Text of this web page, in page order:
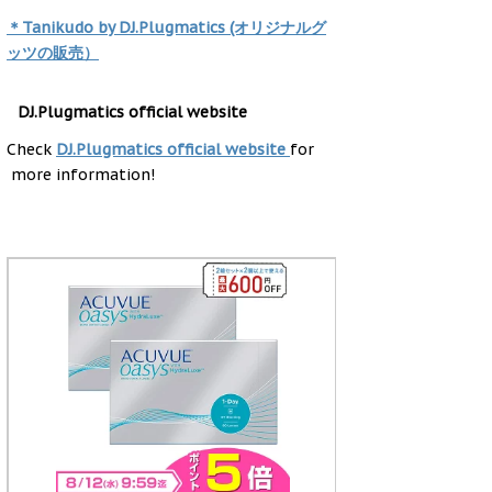
＊Tanikudo by DJ.Plugmatics (オリジナルグ
ッツの販売）
DJ.Plugmatics official website
Check DJ.Plugmatics official website for
more information!